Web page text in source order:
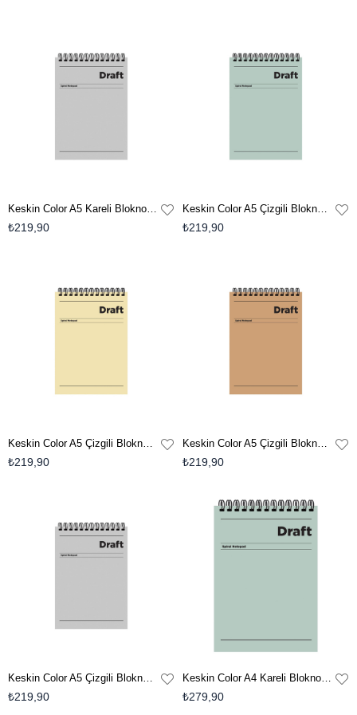
Keskin Color A5 Kareli Bloknot Draft - Gri
₺219,90
Keskin Color A5 Çizgili Bloknot Draft - Yeşil
₺219,90
Keskin Color A5 Çizgili Bloknot Draft - Sarı
₺219,90
Keskin Color A5 Çizgili Bloknot Draft - Kahverengi
₺219,90
Keskin Color A5 Çizgili Bloknot Draft - Gri
₺219,90
Keskin Color A4 Kareli Bloknot Draft - Yeşil
₺279,90